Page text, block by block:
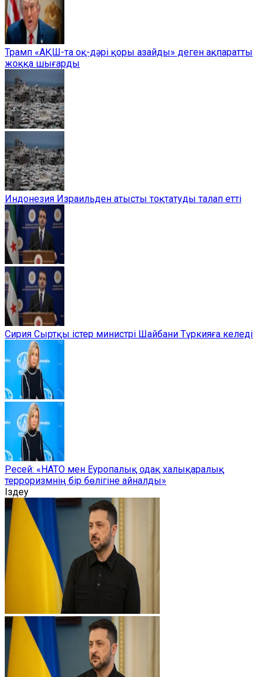
Трамп «АҚШ-та оқ-дәрі қоры азайды» деген ақпаратты
жоққа шығарды
Индонезия Израильден атысты тоқтатуды талап етті
Сирия Сыртқы істер министрі Шайбани Түркияға келеді
Ресей: «НАТО мен Еуропалық одақ халықаралық
терроризмнің бір бөлігіне айналды»
Іздеу